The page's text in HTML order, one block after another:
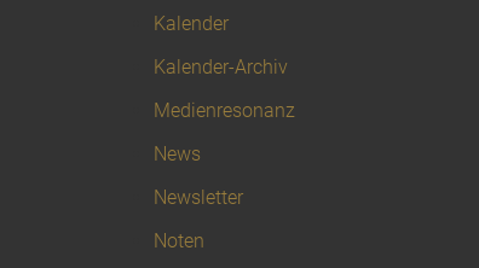
Kalender
Kalender-Archiv
Medienresonanz
News
Newsletter
Noten